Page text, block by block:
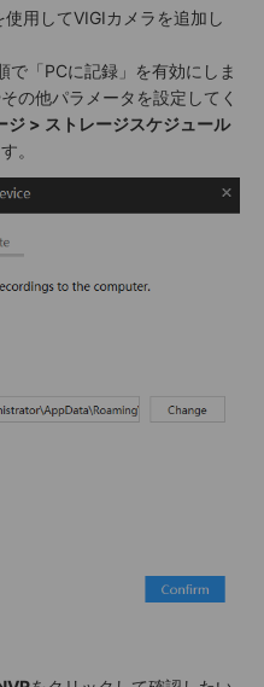
使用してVIGIカメラを追加し
で「PCに記録」を有効にしま
の他パラメータを設定してく
ジ > ストレージスケジュール
。